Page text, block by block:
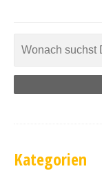
Kategorien